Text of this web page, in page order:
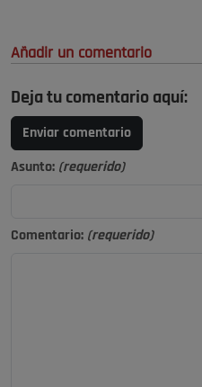
Añadir un comentario
Deja tu comentario aquí:
Enviar comentario
Asunto: (requerido)
Comentario: (requerido)